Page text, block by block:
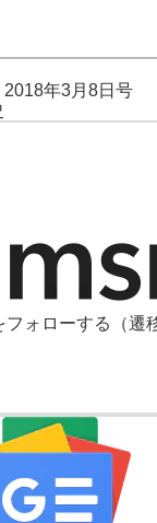
2018年3月8日号
フォローする
（遷